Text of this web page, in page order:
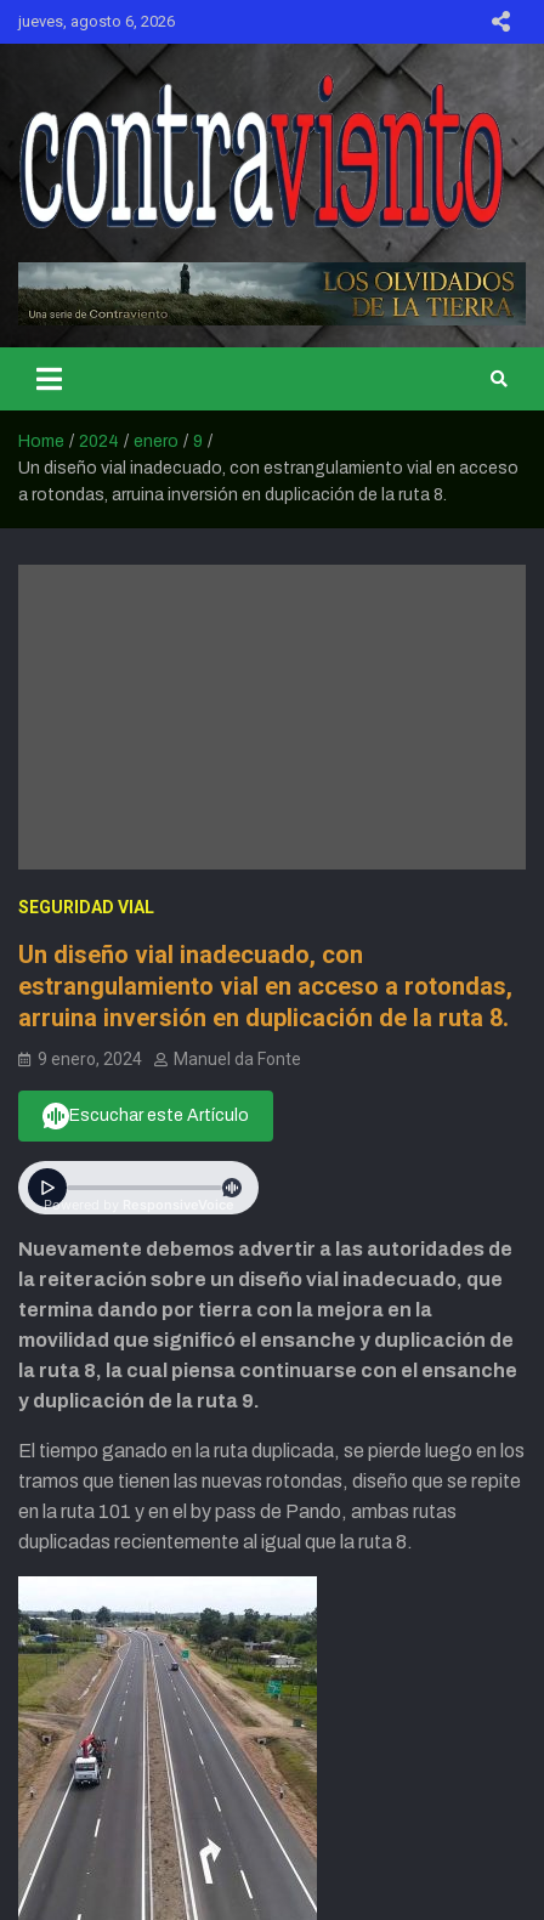
Skip
jueves, agosto 6, 2026
CONTRAVIENTO
Home 2024 enero
9
Un diseño vial inadecuado, con estrangulamiento vial en acceso
a rotondas, arruina inversión en duplicación de la ruta 8.
SEGURIDAD VIAL
Un diseño vial inadecuado, con
estrangulamiento vial en acceso a rotondas,
arruina inversión en duplicación de la ruta 8.
9 enero, 2024 Manuel da Fonte
Escuchar este Artículo
Nuevamente debemos advertir a las autoridades de
la reiteración sobre un diseño vial inadecuado, que
termina dando por tierra con la mejora en la
movilidad que significó el ensanche y duplicación de
la ruta 8, la cual piensa continuarse con el ensanche
y duplicación de la ruta 9.
El tiempo ganado en la ruta duplicada, se pierde luego en los
tramos que tienen las nuevas rotondas, diseño que se repite
en la ruta 101 y en el by pass de Pando, ambas rutas
duplicadas recientemente al igual que la ruta 8.